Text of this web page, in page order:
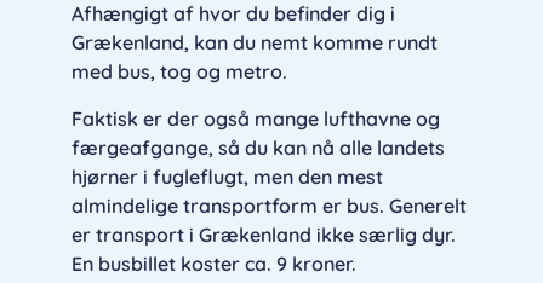
Afhængigt af hvor du befinder dig i
Grækenland, kan du nemt komme rundt
med bus, tog og metro.
Faktisk er der også mange lufthavne og
færgeafgange, så du kan nå alle landets
hjørner i fugleflugt, men den mest
almindelige transportform er bus. Generelt
er transport i Grækenland ikke særlig dyr.
En busbillet koster ca. 9 kroner.